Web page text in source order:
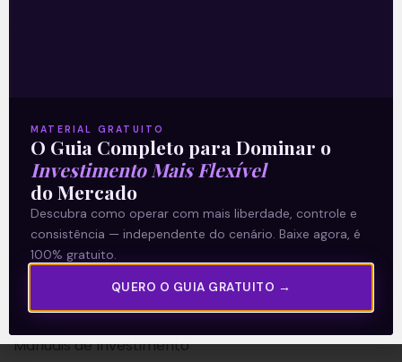
Termos e Condições
Política de Privacidade
Explore
Artigos
E Eu Com Isso?
Vídeos no Youtube
Manuais de Investimento
MATERIAL GRATUITO
O Guia Completo para Dominar o
Investimento Mais Flexível
do Mercado
Descubra como operar com mais liberdade, controle e
consistência — independente do cenário. Baixe agora, é
100% gratuito.
QUERO O GUIA GRATUITO →